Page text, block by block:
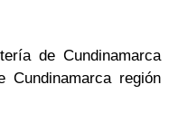
de Cundinamarca
región